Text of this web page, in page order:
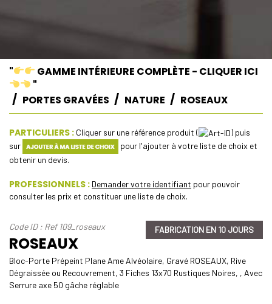
"
GAMME INTÉRIEURE COMPLÈTE - CLIQUER ICI
"
PORTES GRAVÉES
NATURE ROSEAUX
PARTICULIERS : Cliquer sur une référence produit (
) puis
sur
pour l'ajouter à votre liste de choix et
obtenir un devis.
PROFESSIONNELS : Demander votre identifiant pour pouvoir
consulter les prix et constituer une liste de choix.
Code ID : Ref 109_roseaux
ROSEAUX
FABRICATION EN 10 JOURS
Bloc-Porte Prépeint Plane Ame Alvéolaire, Gravé ROSEAUX, Rive
Dégraissée ou Recouvrement, 3 Fiches 13x70 Rustiques Noires, , Avec
Serrure axe 50 gâche réglable